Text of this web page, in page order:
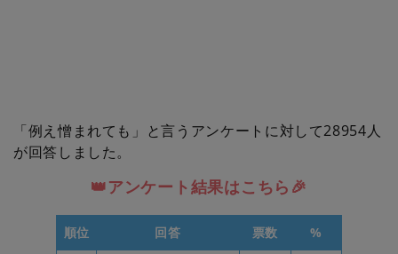
「例え憎まれても」と言うアンケートに対して28954人
が回答しました。
👑アンケート結果はこちら🎉
順位 回答 票数 %